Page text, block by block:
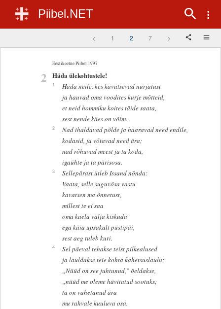
Piibel.NET
< 1 2 7 >
Eestikeelne Piibel 1997
2 Häda ülekohtustele!
1
Häda neile, kes kavatsevad nurjatust
ja hauvad oma voodites kurje mõtteid,
et neid hommiku koites täide saata,
sest nende käes on võim.
2
Nad ihaldavad põlde ja haaravad need endile,
kodasid, ja võtavad need ära;
nad rõhuvad meest ja ta koda,
igaühte ja ta pärisosa.
3
Sellepärast ütleb Issand nõnda:
Vaata, selle suguvõsa vastu
kavatsen ma õnnetust,
millest te ei saa
oma kaela välja kiskuda
ega käia upsakalt püstipäi,
sest aeg tuleb kuri.
4
Sel päeval tehakse teist pilkealused
ja lauldakse teie kohta kahetsuslaulu:
„Nüüd on see juhtunud,” öeldakse,
„nüüd me oleme hävitatud sootuks;
ta on vahetanud ära
mu rahvale kuuluva osa.